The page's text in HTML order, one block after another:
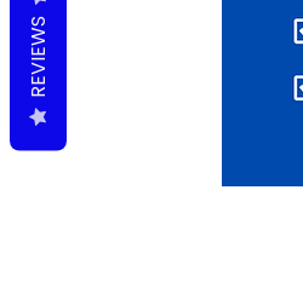
REVIEWS